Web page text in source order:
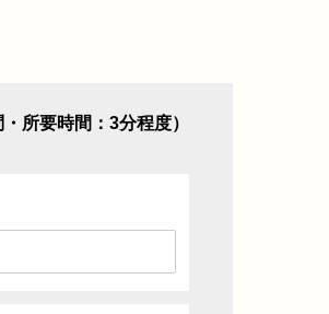
所要時間：3分程度）